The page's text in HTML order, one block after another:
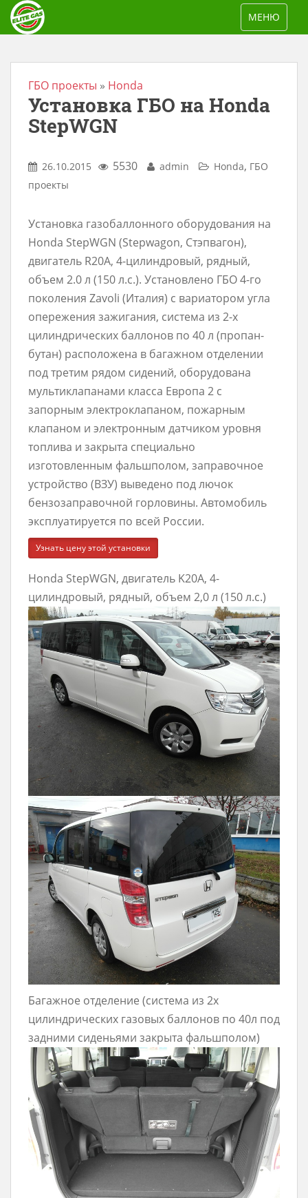
TOGGLE
МЕНЮ
ГБО проекты » Honda
Установка ГБО на Honda
StepWGN
26.10.2015 5530 admin Honda, ГБО
проекты
Установка газобаллонного оборудования на
Honda StepWGN (Stepwagon, Стэпвагон),
двигатель R20A, 4-цилиндровый, рядный,
объем 2.0 л (150 л.с.). Установлено ГБО 4-го
поколения Zavoli (Италия) с вариатором угла
опережения зажигания, система из 2-х
цилиндрических баллонов по 40 л (пропан-
бутан) расположена в багажном отделении
под третим рядом сидений, оборудована
мультиклапанами класса Европа 2 с
запорным электроклапаном, пожарным
клапаном и электронным датчиком уровня
топлива и закрыта специально
изготовленным фальшполом, заправочное
устройство (ВЗУ) выведено под лючок
бензозаправочной горловины. Автомобиль
эксплуатируется по всей России.
Узнать цену этой установки
Honda StepWGN, двигатель K20A, 4-
цилиндровый, рядный, объем 2,0 л (150 л.с.)
Багажное отделение (система из 2х
цилиндрических газовых баллонов по 40л под
задними сиденьями закрыта фальшполом)